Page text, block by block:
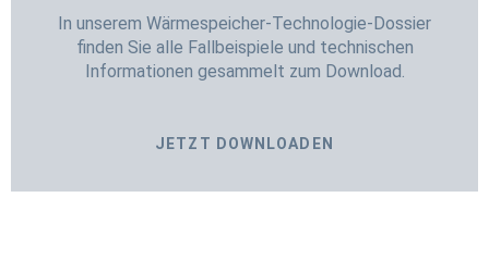
In unserem Wärmespeicher-Technologie-Dossier
finden Sie alle Fallbeispiele und technischen
Informationen gesammelt zum Download.
JETZT DOWNLOADEN